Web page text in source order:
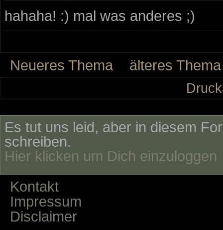
hahaha! :) mal was anderes ;)
Neueres Thema älteres Thema
Es tut uns leid, aber in diesem
schreiben.
Hier klicken um Dich einzuloggen
Kontakt
Impressum
Disclaimer